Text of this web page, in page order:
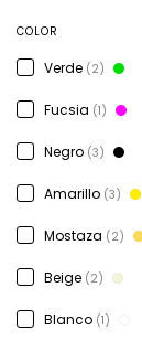
COLOR
Verde (2)
Fucsia (1)
Negro (3)
Amarillo (3)
Mostaza (2)
Beige (2)
Blanco (1)